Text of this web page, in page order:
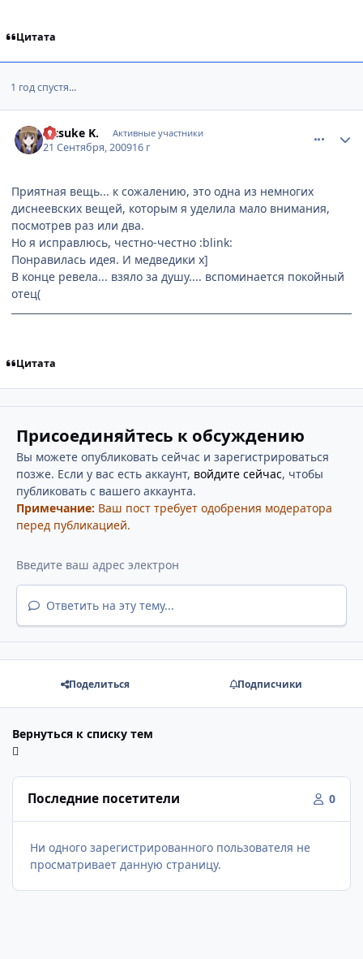
Цитата
1 год спустя...
Kitsuke K. Активные участники
21 Сентября, 200916 г
Приятная вещь... к сожалению, это одна из немногих
диснеевских вещей, которым я уделила мало внимания,
посмотрев раз или два.
Но я исправлюсь, честно-честно :blink:
Понравилась идея. И медведики х]
В конце ревела... взяло за душу.... вспоминается покойный
отец(
Цитата
Присоединяйтесь к обсуждению
Вы можете опубликовать сейчас и зарегистрироваться
позже. Если у вас есть аккаунт, войдите сейчас, чтобы
публиковать с вашего аккаунта.
Примечание: Ваш пост требует одобрения модератора
перед публикацией.
Ответить на эту тему...
Поделиться Подписчики
Вернуться к списку тем
Последние посетители 0
Ни одного зарегистрированного пользователя не
просматривает данную страницу.